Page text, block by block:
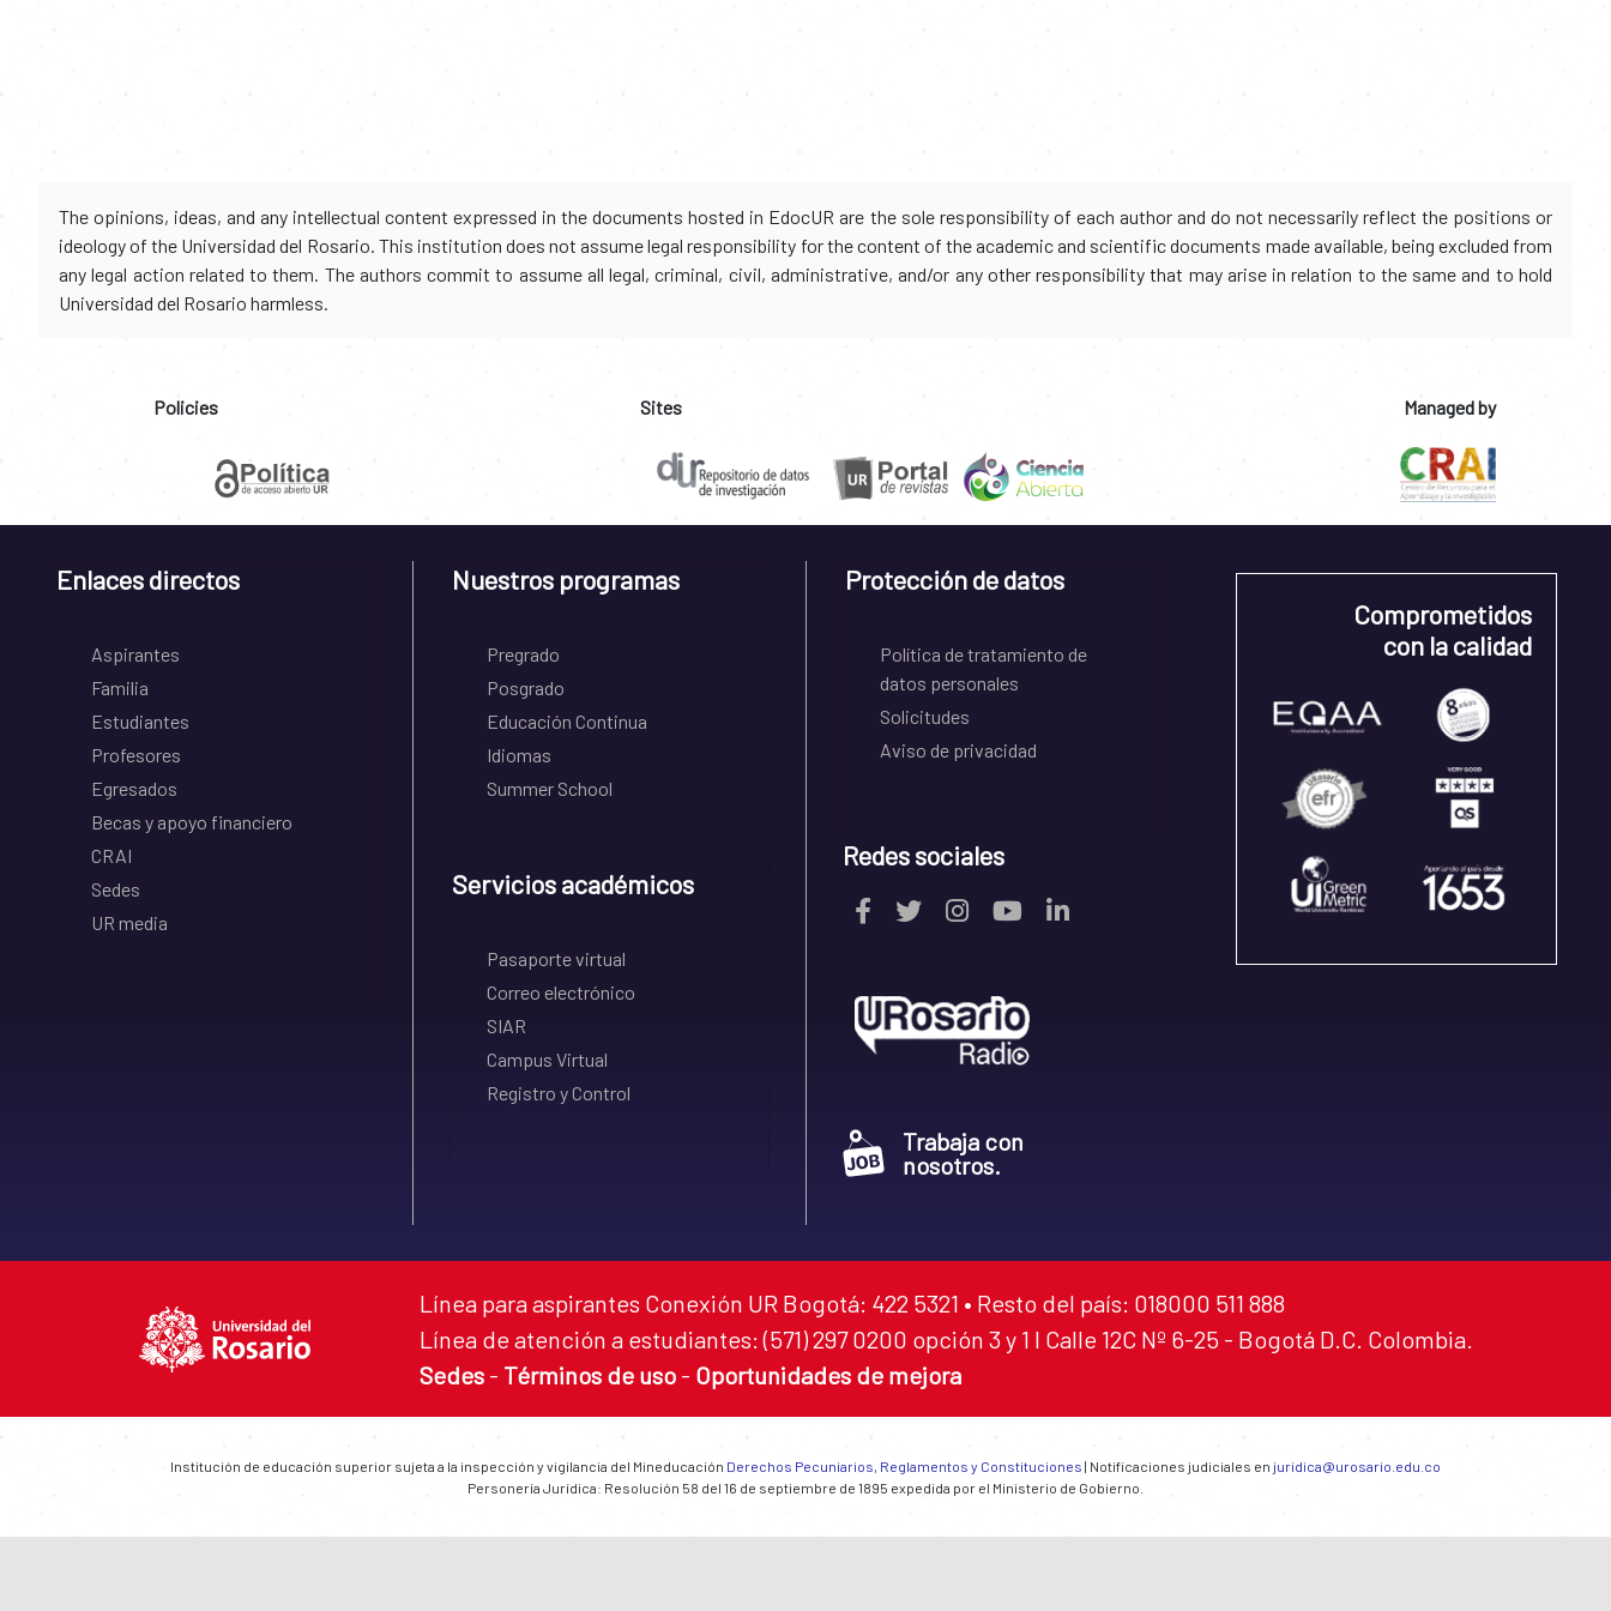
The opinions, ideas, and any intellectual content expressed in the documents hosted in EdocUR are the sole responsibility of each author and do not necessarily reflect the positions or
ideology of the Universidad del Rosario. This institution does not assume legal responsibility for the content of the academic and scientific documents made available, being excluded from
any legal action related to them. The authors commit to assume all legal, criminal, civil, administrative, and/or any other responsibility that may arise in relation to the same and to hold
Universidad del Rosario harmless.
Policies Sites Managed by
Enlaces directos
Aspirantes
Familia
Estudiantes
Profesores
Egresados
Becas y apoyo financiero
CRAI
Sedes
UR media
Nuestros programas
Pregrado
Posgrado
Educación Continua
Idiomas
Summer School
Servicios académicos
Pasaporte virtual
Correo electrónico
SIAR
Campus Virtual
Registro y Control
Protección de datos
Política de tratamiento de
datos personales
Solicitudes
Aviso de privacidad
Redes sociales
Trabaja con
nosotros.
Comprometidos
con la calidad
Línea para aspirantes Conexión UR Bogotá: 422 5321 • Resto del país: 018000 511 888
Línea de atención a estudiantes: (571) 297 0200 opción 3 y 1 I Calle 12C Nº 6-25 - Bogotá D.C. Colombia.
Sedes - Términos de uso - Oportunidades de mejora
Institución de educación superior sujeta a la inspección y vigilancia del Mineducación Derechos Pecuniarios, Reglamentos y Constituciones | Notificaciones judiciales en juridica@urosario.edu.co
Personería Jurídica: Resolución 58 del 16 de septiembre de 1895 expedida por el Ministerio de Gobierno.